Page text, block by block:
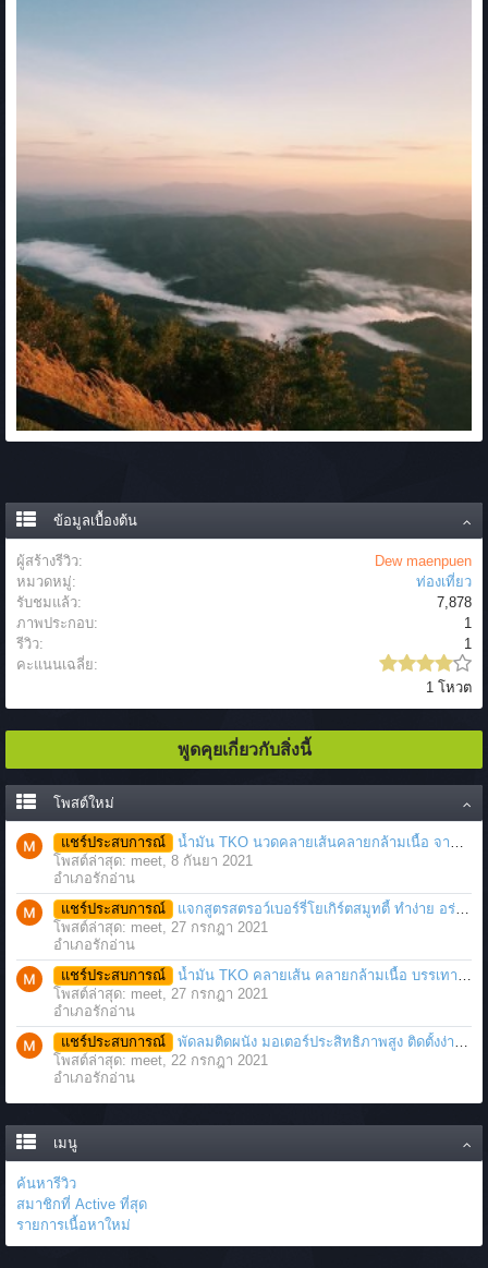
ข้อมูลเบื้องต้น
ผู้สร้างรีวิว:
Dew maenpuen
หมวดหมู่:
ท่องเที่ยว
รับชมแล้ว:
7,878
ภาพประกอบ:
1
รีวิว:
1
คะแนนเฉลี่ย:
1 โหวต
พูดคุยเกี่ยวกับสิ่งนี้
โพสต์ใหม่
แชร์ประสบการณ์
น้ำมัน TKO นวดคลายเส้นคลายกล้ามเนื้อ จากภาวะตึงหรือเคล็ด บาดเจ็บ ได้อย่างฉับพลัน
โพสต์ล่าสุด: meet, 8 กันยา 2021
อำเภอรักอ่าน
แชร์ประสบการณ์
แจกสูตรสตรอว์เบอร์รี่โยเกิร์ตสมูทตี้ ทำง่าย อร่อย แค่มีเครื่องปั่นน้ำผลไม้
โพสต์ล่าสุด: meet, 27 กรกฎา 2021
อำเภอรักอ่าน
แชร์ประสบการณ์
น้ำมัน TKO คลายเส้น คลายกล้ามเนื้อ บรรเทาอาการบาดเจ็บโดยฉับพลัน
โพสต์ล่าสุด: meet, 27 กรกฎา 2021
อำเภอรักอ่าน
แชร์ประสบการณ์
พัดลมติดผนัง มอเตอร์ประสิทธิภาพสูง ติดตั้งง่าย ประหยัดพื้นที่
โพสต์ล่าสุด: meet, 22 กรกฎา 2021
อำเภอรักอ่าน
เมนู
ค้นหารีวิว
สมาชิกที่ Active ที่สุด
รายการเนื้อหาใหม่